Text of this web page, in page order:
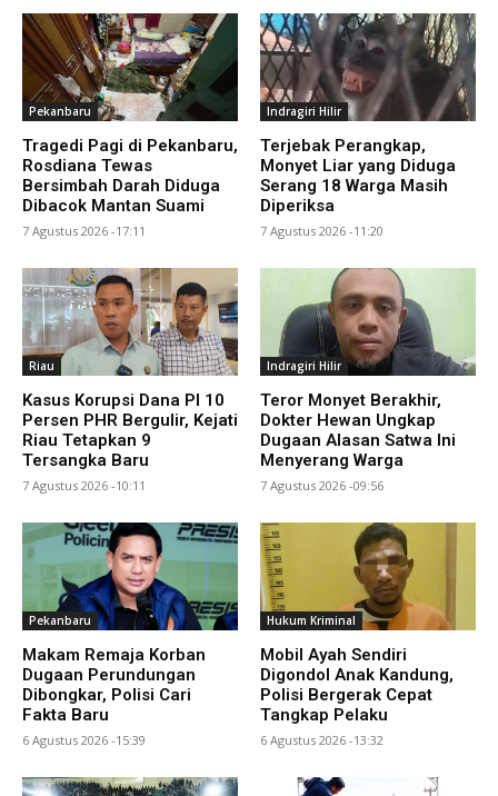
Pekanbaru
Tragedi Pagi di Pekanbaru,
Rosdiana Tewas
Bersimbah Darah Diduga
Dibacok Mantan Suami
7 Agustus 2026 -17:11
Indragiri Hilir
Terjebak Perangkap,
Monyet Liar yang Diduga
Serang 18 Warga Masih
Diperiksa
7 Agustus 2026 -11:20
Riau
Kasus Korupsi Dana PI 10
Persen PHR Bergulir, Kejati
Riau Tetapkan 9
Tersangka Baru
7 Agustus 2026 -10:11
Indragiri Hilir
Teror Monyet Berakhir,
Dokter Hewan Ungkap
Dugaan Alasan Satwa Ini
Menyerang Warga
7 Agustus 2026 -09:56
Pekanbaru
Makam Remaja Korban
Dugaan Perundungan
Dibongkar, Polisi Cari
Fakta Baru
6 Agustus 2026 -15:39
Hukum Kriminal
Mobil Ayah Sendiri
Digondol Anak Kandung,
Polisi Bergerak Cepat
Tangkap Pelaku
6 Agustus 2026 -13:32